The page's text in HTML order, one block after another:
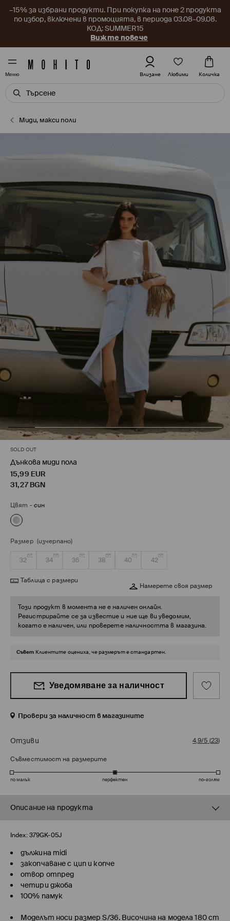
–15% за избрани продукти. При покупка на поне 2 продукта
по избор, включени в промоцията, в периода 03.08–09.08.
КОД: SUMMER15
Вижте повече
Меню Влизане Любими Количка
Миди, макси поли
SOLD OUT
Дънкова миди пола
15,99 EUR
31,27 BGN
Цвят -син
Размер (изчерпано)
32 34 36 38 40 42
Таблица с размери
Намерете своя размер
Този продукт в момента не е наличен онлайн.
Регистрирайте се за известие и ние ще ви уведомим,
когато е наличен, или проверете наличността в магазина.
Съвет Клиентите оцениха, че размерът е стандартен.
Уведомяване за наличност
Провери за наличност в магазините
Отзиви 4,9/5 (23)
Съвместимост на размерите
по малък перфектен по-голям
Описание на продукта
Index: 379GK-05J
дължина midi
закопчаване с цип и копче
отвор отпред
четири джоба
100% памук
Моделът носи размер S/36. Височина на модела 180 cm